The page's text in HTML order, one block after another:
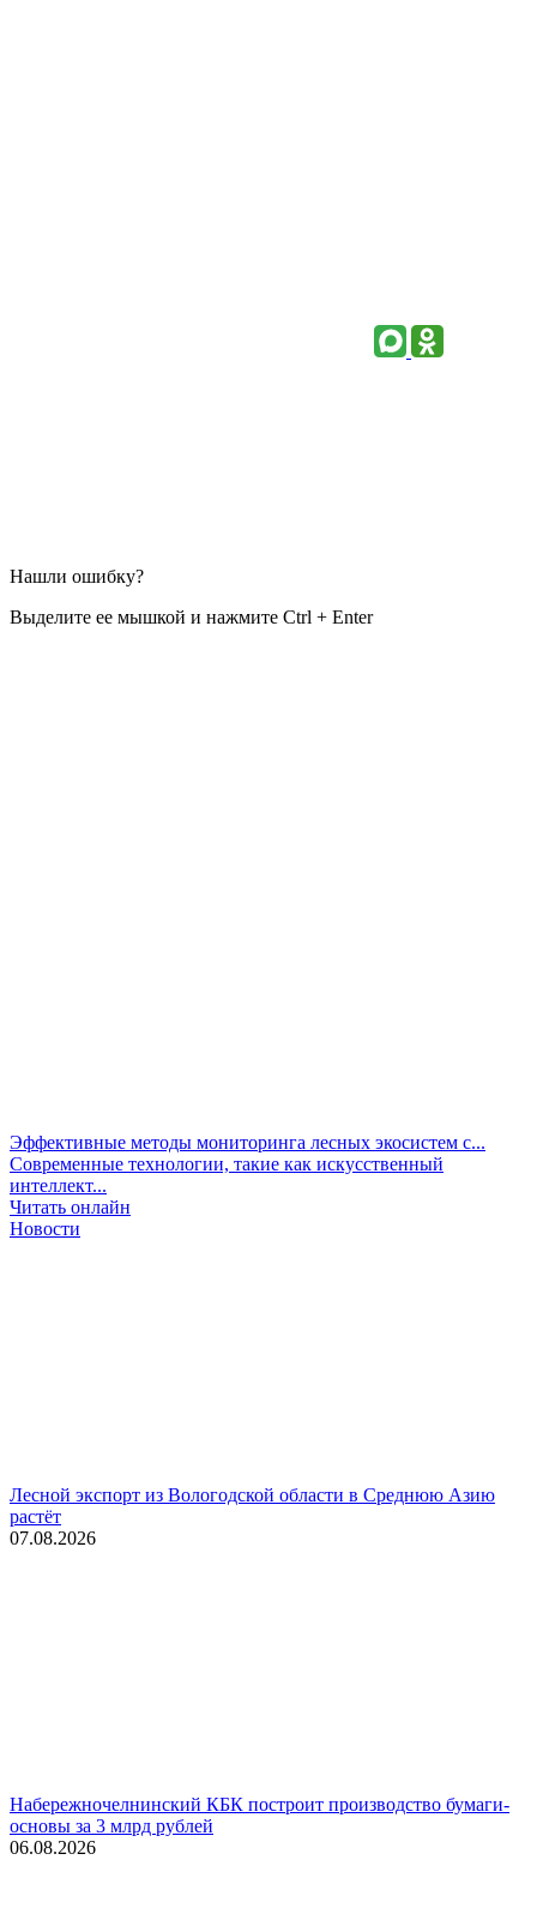
Нашли ошибку?
Выделите ее мышкой и нажмите Ctrl + Enter
Эффективные методы мониторинга лесных экосистем с...
Современные технологии, такие как искусственный
интеллект...
Читать онлайн
Новости
Лесной экспорт из Вологодской области в Среднюю Азию
растёт
07.08.2026
Набережночелнинский КБК построит производство бумаги-
основы за 3 млрд рублей
06.08.2026